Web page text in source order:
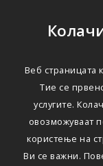
Веб страницата
Тие се
услугите.
овозможуваат
користење на
Ви се важни.